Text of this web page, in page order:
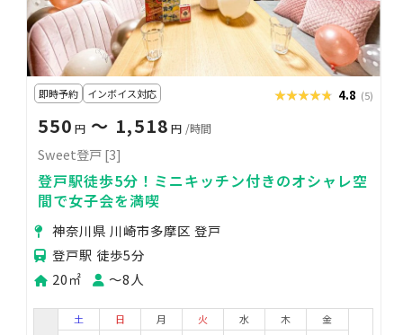
即時予約 インボイス対応 ★★★★★
★★★★★ 4.8 (5)
550 円〜 1,518 円 /時間
Sweet登戸 [3]
登戸駅徒歩5分！ミニキッチン付きのオシャレ空
間で女子会を満喫
神奈川県 川崎市多摩区 登戸
登戸駅 徒歩5分
20㎡
〜8人
土
日
月
火
水
木
金